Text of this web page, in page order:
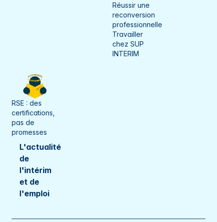
Réussir une
reconversion
professionnelle
Travailler
chez SUP
INTERIM
RSE : des
certifications,
pas de
promesses
L'actualité
de
l'intérim
et de
l'emploi